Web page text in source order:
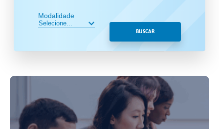
Modalidade
BUSCAR